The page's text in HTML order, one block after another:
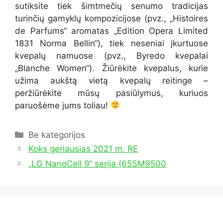
sutiksite tiek šimtmečių senumo tradicijas
turinčių gamyklų kompozicijose (pvz., „Histoires
de Parfums“ aromatas „Edition Opera Limited
1831 Norma Bellin“), tiek neseniai įkurtuose
kvepalų namuose (pvz., Byredo kvepalai
„Blanche Women“). Žiūrėkite kvepalus, kurie
užima aukštą vietą kvepalų reitinge –
peržiūrėkite mūsų pasiūlymus, kuriuos
paruošėme jums toliau!
Kategorijos
Be kategorijos
Koks geriausias 2021 m. RE
„LG NanoCell 9“ serija (65SM9500